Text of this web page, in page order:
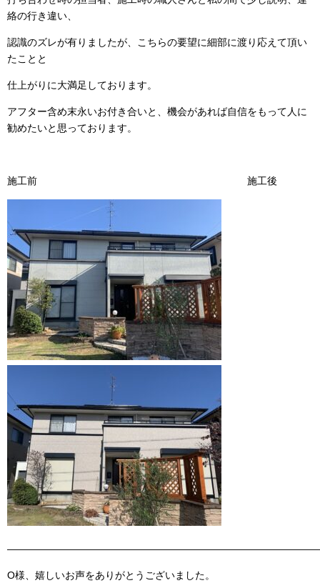
絡の行き違い、
認識のズレが有りましたが、こちらの要望に細部に渡り応えて頂い
たことと
仕上がりに大満足しております。
アフター含め末永いお付き合いと、機会があれば自信をもって人に
勧めたいと思っております。
施工前 施工後
O様、嬉しいお声をありがとうございました。